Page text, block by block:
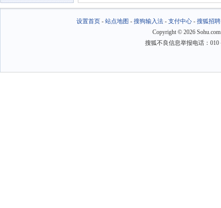
设置首页- 站点地图 - 搜狗输入法- 支付中心- 搜狐招聘
Copyright © 2026
搜狐不良信息举报电话：010